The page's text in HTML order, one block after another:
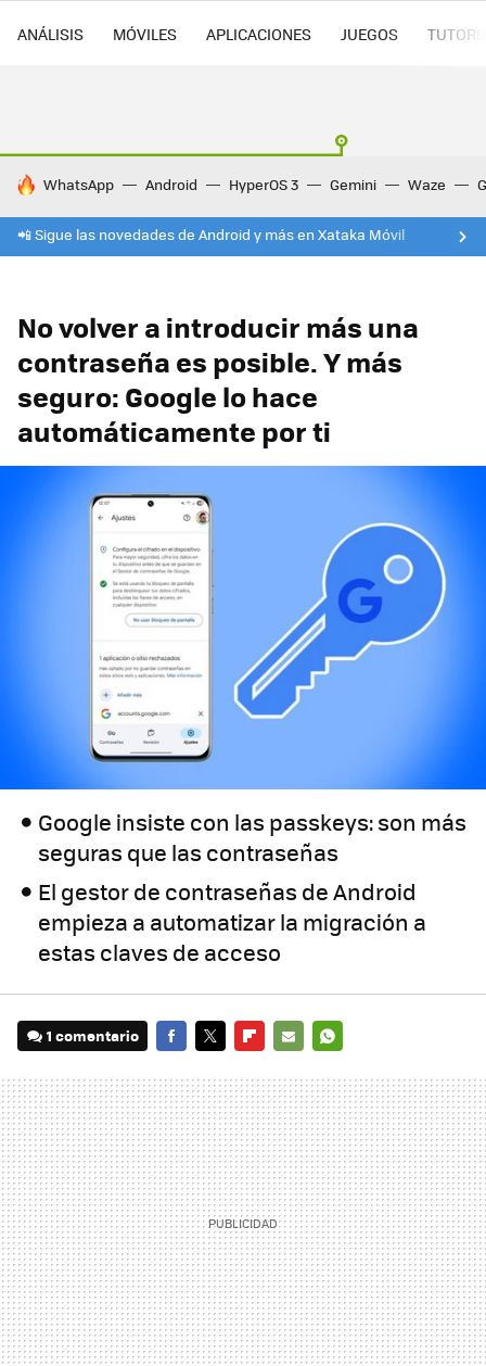
ANÁLISIS MÓVILES APLICACIONES JUEGOS
HOY SE HABLA DE
WhatsApp Android HyperOS 3 Gemini Waze
📲 Sigue las novedades de Android y más en Xataka Móvil
No volver a introducir más una
contraseña es posible. Y más
seguro: Google lo hace
automáticamente por ti
Google insiste con las passkeys: son más
seguras que las contraseñas
El gestor de contraseñas de Android
empieza a automatizar la migración a
estas claves de acceso
1 comentario
MAIL